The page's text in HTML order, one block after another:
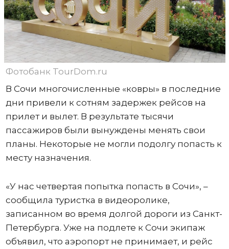
Фотобанк TourDom.ru
В Сочи многочисленные «ковры» в последние
дни привели к сотням задержек рейсов на
прилет и вылет. В результате тысячи
пассажиров были вынуждены менять свои
планы. Некоторые не могли подолгу попасть к
месту назначения.
«У нас четвертая попытка попасть в Сочи», –
сообщила туристка в видеоролике,
записанном во время долгой дороги из Санкт-
Петербурга. Уже на подлете к Сочи экипаж
объявил, что аэропорт не принимает, и рейс